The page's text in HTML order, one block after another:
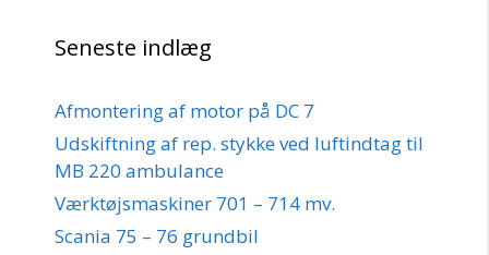
Seneste indlæg
Afmontering af motor på DC 7
Udskiftning af rep. stykke ved luftindtag til
MB 220 ambulance
Værktøjsmaskiner 701 – 714 mv.
Scania 75 – 76 grundbil